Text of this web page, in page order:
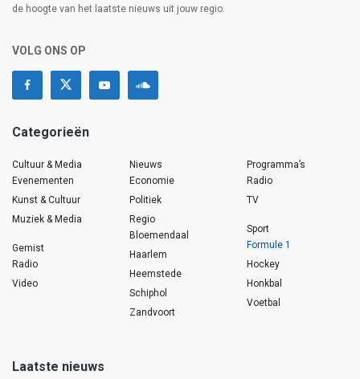
de hoogte van het laatste nieuws uit jouw regio.
VOLG ONS OP
Categorieën
Cultuur & Media
Evenementen
Kunst & Cultuur
Muziek & Media
Gemist
Radio
Video
Nieuws
Economie
Politiek
Regio
Bloemendaal
Haarlem
Heemstede
Schiphol
Zandvoort
Programma’s
Radio
TV
Sport
Formule 1
Hockey
Honkbal
Voetbal
Laatste nieuws